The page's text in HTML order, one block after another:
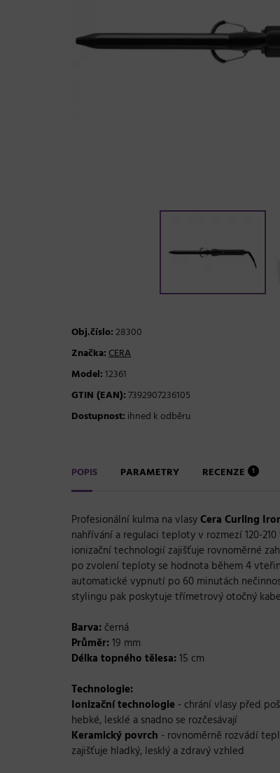
Obj.číslo:28300
Značka:CERA
Model:12361
GTIN (EAN):7392907236105
Dostupnost: ihned k odběru
POPIS PARAMETRY RECENZE 1
Profesionální kulma na vlasyCera Curling
nahřívání a regulaci teploty v rozmezí 120-210
ionizační technologií zajišťuje rovnoměrné
po zvolení teploty se hodnota během 4
automatické vypnutí po 60 minutách
stylingu pak poskytuje třímetrový otočný
Barva: černá
Průměr:19 mm
Délka topného tělesa:15 cm
Technologie:
Ionizační technologie - chrání vlasy před
hebké, lesklé a snadno se rozčesávají
Keramický povrch - rovnoměrně rozvádí
zajišťuje hladký, lesklý a zdravý vzhled